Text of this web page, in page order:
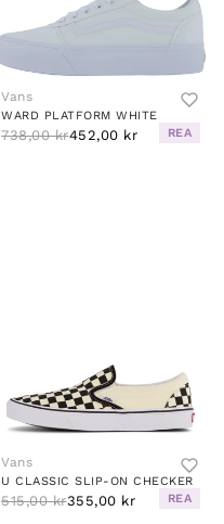
Vans
WARD PLATFORM WHITE
738,00 kr452,00 kr REA
Vans
U CLASSIC SLIP-ON CHECKER
515,00 kr355,00 kr REA